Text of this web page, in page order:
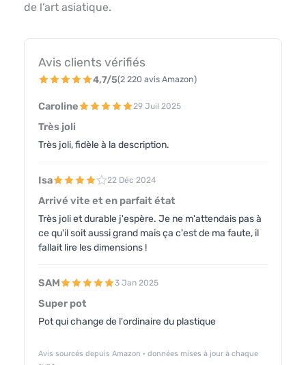
de l’art asiatique.
Avis clients vérifiés
4,7/5(2 220 avis Amazon)
Caroline 29 Juil 2025
Très joli
Très joli, fidèle à la description.
Isa 22 Déc 2024
Arrivé vite et en parfait état
Très joli et durable j'espère. Je ne m'attendais pas à
ce qu'il soit aussi grand mais ça c'est de ma faute, il
fallait lire les dimensions !
SAM 3 Jan 2025
Super pot
Pot qui change de l'ordinaire du plastique
Avis sourcés depuis Amazon · données mises à jour à chaque